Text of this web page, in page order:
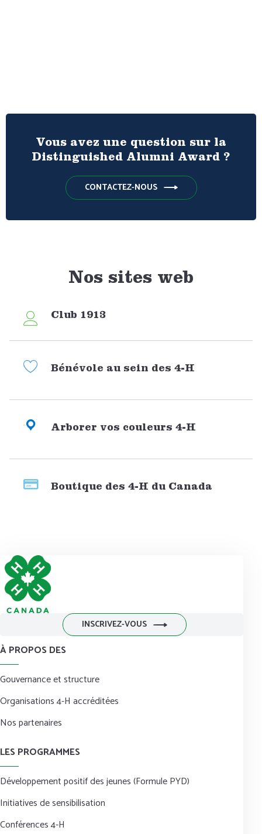
Vous avez une question sur la
Distinguished Alumni Award ?
CONTACTEZ-NOUS
Nos sites web
Club 1913
Bénévole au sein des 4-H
Arborer vos couleurs 4-H
Boutique des 4-H du Canada
INSCRIVEZ-VOUS
À PROPOS DES
Gouvernance et structure
Organisations 4-H accréditées
Nos partenaires
LES PROGRAMMES
Développement positif des jeunes (Formule PYD)
Initiatives de sensibilisation
Conférences 4-H